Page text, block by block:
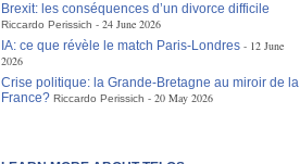
Brexit: les conséquences d’un divorce difficile
Riccardo Perissich
24 June 2026
IA: ce que révèle le match Paris-Londres
12 June
2026
Crise politique: la Grande-Bretagne au miroir de la
France? Riccardo Perissich 20 May 2026